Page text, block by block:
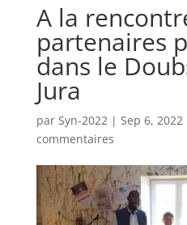
A la
partenaires
dans le
Jura
par Syn-2022| Sep 6, 2022
commentaires